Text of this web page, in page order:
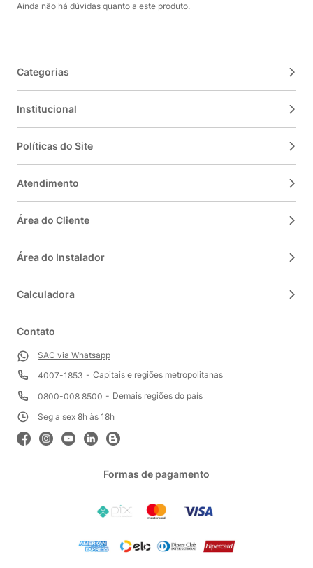
Ainda não há dúvidas quanto a este produto.
Categorias
Institucional
Políticas do Site
Atendimento
Área do Cliente
Área do Instalador
Calculadora
Contato
SAC via Whatsapp
4007-1853
Capitais e regiões metropolitanas
0800-008 8500
Demais regiões do país
Seg a sex 8h às 18h
Formas de pagamento